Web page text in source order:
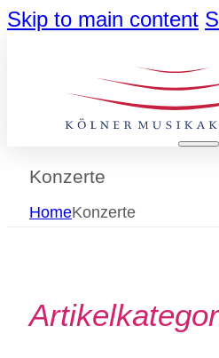
Skip to main content
Konzerte
HomeKonzerte